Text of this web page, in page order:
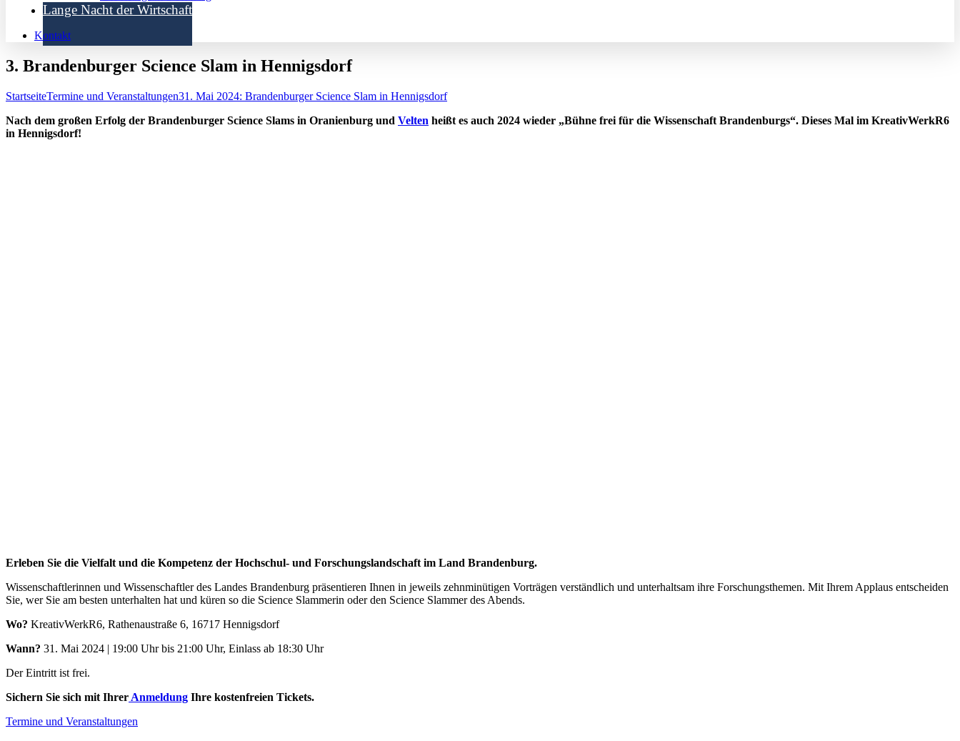
Lange Nacht der Wirtschaft
Kontakt
3. Brandenburger Science Slam in Hennigsdorf
StartseiteTermine und Veranstaltungen31. Mai 2024: Brandenburger Science Slam in Hennigsdorf
Nach dem großen Erfolg der Brandenburger Science Slams in Oranienburg und Velten heißt es auch 2024 wieder „Bühne frei für die Wissenschaft Brandenburgs“. Dieses Mal im KreativWerkR6
in Hennigsdorf!
Erleben Sie die Vielfalt und die Kompetenz der Hochschul- und Forschungslandschaft im Land Brandenburg.
Wissenschaftlerinnen und Wissenschaftler des Landes Brandenburg präsentieren Ihnen in jeweils zehnminütigen Vorträgen verständlich und unterhaltsam ihre Forschungsthemen. Mit Ihrem Applaus entscheiden
Sie, wer Sie am besten unterhalten hat und küren so die Science Slammerin oder den Science Slammer des Abends.
Wo? KreativWerkR6, Rathenaustraße 6, 16717 Hennigsdorf
Wann? 31. Mai 2024 | 19:00 Uhr bis 21:00 Uhr, Einlass ab 18:30 Uhr
Der Eintritt ist frei.
Sichern Sie sich mit Ihrer Anmeldung Ihre kostenfreien Tickets.
Termine und Veranstaltungen